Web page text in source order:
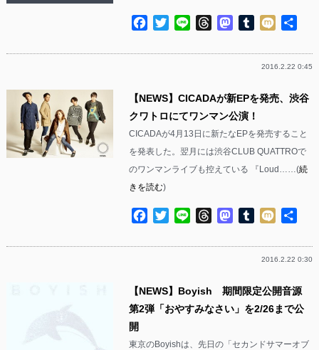
Facebook
TwitterLine ThreadsMastodon
Tumblr
Mixi
2016.2.22 0:45
【NEWS】CICADAが新EPを発売、渋谷
クワトロにてワンマン公演！
CICADAが4月13日に新たなEPを発売すること
を発表した。翌月には渋谷CLUB QUATTROで
のワンマンライブも控えている 『Loud……(続
きを読む)
Facebook
TwitterLine ThreadsMastodon
Tumblr
Mixi
2016.2.22 0:30
【NEWS】Boyish 期間限定公開音源
第2弾「おやすみなさい」を2/26まで公
開
東京のBoyishは、先日の「セカンドサマーオブ